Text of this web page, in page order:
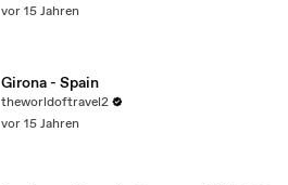
vor 15 Jahren
Girona - Spain
theworldoftravel2
vor 15 Jahren